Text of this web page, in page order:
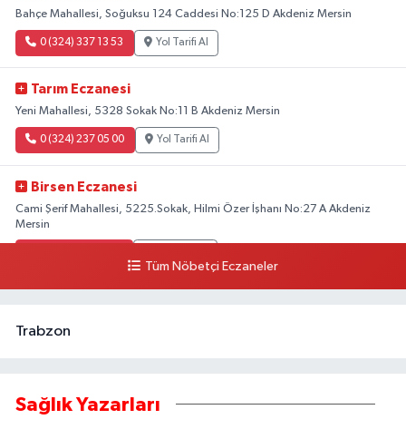
Bahçe Mahallesi, Soğuksu 124 Caddesi No:125 D Akdeniz Mersin
0 (324) 337 13 53 Yol Tarifi Al
Tarım Eczanesi
Yeni Mahallesi, 5328 Sokak No:11 B Akdeniz Mersin
0 (324) 237 05 00 Yol Tarifi Al
Birsen Eczanesi
Cami Şerif Mahallesi, 5225.Sokak, Hilmi Özer İşhanı No:27 A Akdeniz
Mersin
Tüm Nöbetçi Eczaneler
Trabzon
Sağlık Yazarları